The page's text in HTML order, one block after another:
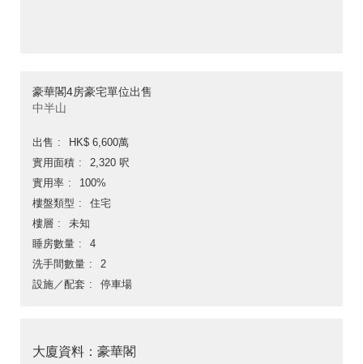
豪華閣4房豪宅單位出售
中半山
出售
HK$ 6,600萬
實用面積
2,320 呎
實用率
100%
樓盤類型
住宅
樓層
未知
睡房數量
4
洗手間數量
2
設施／配套
停車場
大廈資料：豪華閣